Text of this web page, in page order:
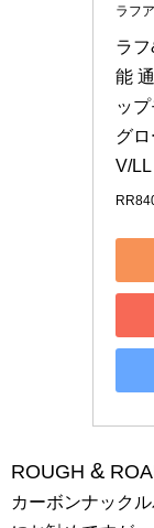
ラフ
ラ
能
ッ
グ
V/LL
ROUGH &
カーボンナック